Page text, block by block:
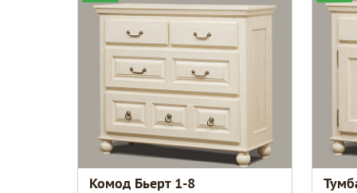
Комод Бьерт 1-8